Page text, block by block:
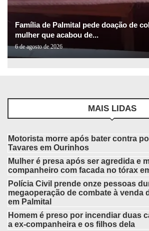
Família de Palmital pede doação de
mulher que acabou de...
6 de agosto de 2026
MAIS LIDAS
Motorista morre após bater contra
Tavares em Ourinhos
Mulher é presa após ser agredida e
companheiro com facada no tórax
Polícia Civil prende onze pessoas
megaoperação de combate à venda
em Palmital
Homem é preso por incendiar duas
a ex-companheira e os filhos dela